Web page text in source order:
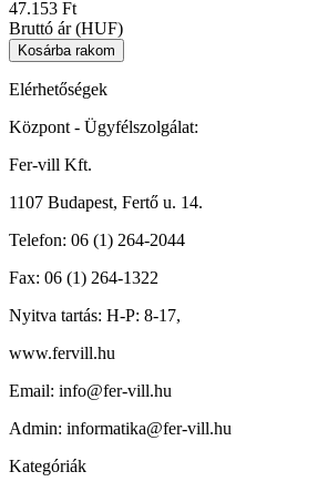
47.153 Ft
Bruttó ár (HUF)
Elérhetőségek
Központ - Ügyfélszolgálat:
Fer-vill Kft.
1107 Budapest, Fertő u. 14.
Telefon: 06 (1) 264-2044
Fax: 06 (1) 264-1322
Nyitva tartás: H-P: 8-17,
www.fervill.hu
Email: info@fer-vill.hu
Admin: informatika@fer-vill.hu
Kategóriák